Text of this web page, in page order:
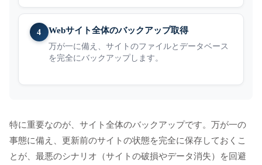
4 Webサイト全体のバックアップ取得
万が一に備え、サイトのファイルとデータベース
を完全にバックアップします。
特に重要なのが、サイト全体のバックアップです。万が一の
事態に備え、更新前のサイトの状態を完全に保存しておくこ
とが、最悪のシナリオ（サイトの破損やデータ消失）を回避